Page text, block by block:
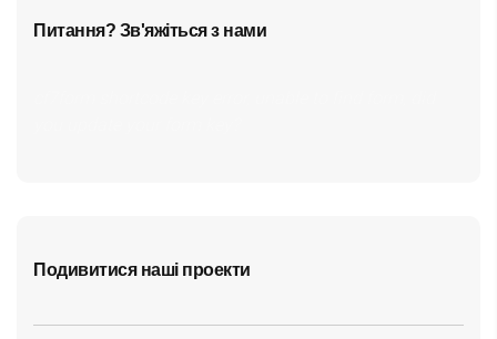
Питання? Зв'яжіться з нами
Подивитися наші проекти